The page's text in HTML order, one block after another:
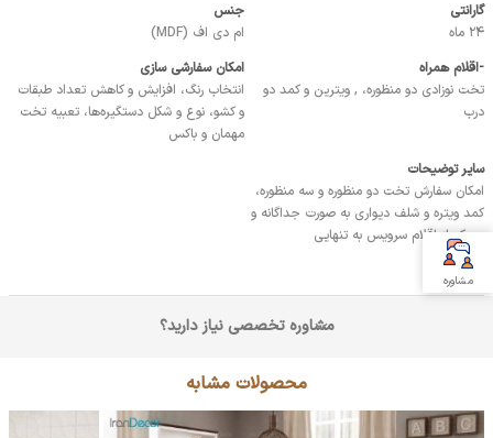
گارانتی
24 ماه
جنس
ام دی اف (MDF)
-اقلام همراه
تخت نوزادی دو منظوره، , ویترین و کمد دو
درب
امکان سفارشی سازی
انتخاب رنگ، افزایش و کاهش تعداد طبقات
و کشو، نوع و شکل دستگیره‌ها، تعبیه تخت
مهمان و باکس
سایر توضیحات
امکان سفارش تخت دو منظوره و سه منظوره،
کمد ویتره و شلف دیواری به صورت جداگانه و
هریک از اقلام سرویس به تنهایی
مشاوره تخصصی نیاز دارید؟
محصولات مشابه
مشاوره